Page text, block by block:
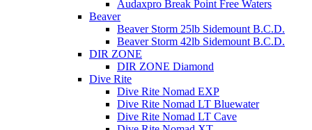
Audaxpro Break Point Free Waters
Beaver
Beaver Storm 25lb Sidemount B.C.D.
Beaver Storm 42lb Sidemount B.C.D.
DIR ZONE
DIR ZONE Diamond
Dive Rite
Dive Rite Nomad EXP
Dive Rite Nomad LT Bluewater
Dive Rite Nomad LT Cave